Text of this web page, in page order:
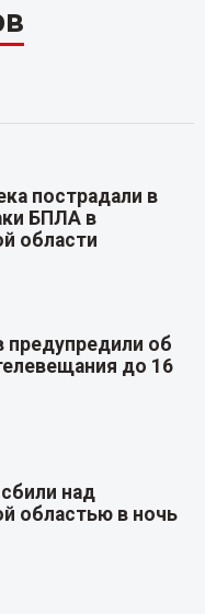
пострадали в
БПЛА в
области
об
до 16
над
областью в ночь